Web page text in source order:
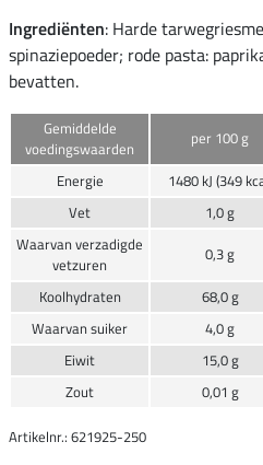
Ingrediënten: Harde
spinaziepoeder; rode pasta:
bevatten.
Gemiddelde
voedingswaarden
per 100 g
Energie
1480 kJ (349
Vet
1,0 g
Waarvan verzadigde
vetzuren
0,3 g
Koolhydraten
68,0 g
Waarvan suiker
4,0 g
Eiwit
15,0 g
Zout
0,01 g
Artikelnr.: 621925-250